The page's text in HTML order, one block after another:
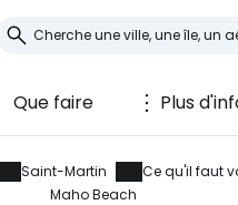
Que faire Plus
Saint-Martin
Ce qu'il faut
Maho Beach
à